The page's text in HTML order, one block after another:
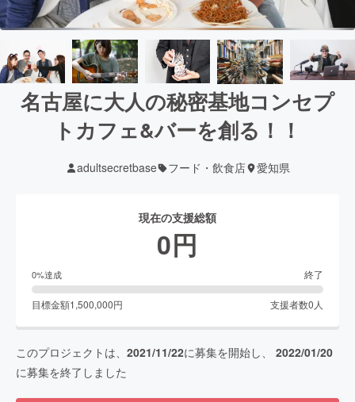
名古屋に大人の秘密基地コンセプ
トカフェ&バーを創る！！
adultsecretbase フード・飲食店 愛知県
現在の支援総額
0円
0%達成 終了
目標金額1,500,000円 支援者数0 人
このプロジェクトは、 2021/11/22に募集を開始し、 2022/01/20
に募集を終了しました